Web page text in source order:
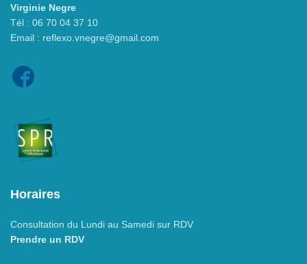
Virginie Negre
Tél : 06 70 04 37 10
Email : reflexo.vnegre@gmail.com
Horaires
Consultation du Lundi au Samedi sur RDV
Prendre un RDV